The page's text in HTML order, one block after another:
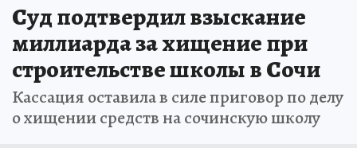
Суд подтвердил взыскание
миллиарда за хищение при
строительстве школы в Сочи
Кассация оставила в силе приговор по делу
о хищении средств на сочинскую школу